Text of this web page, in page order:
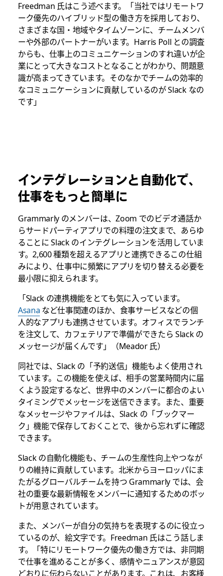
Freedman 氏はこう述べます。「当社ではリモートワ
ーク優先のハイブリッド型の働き方を採用しており、
さまざまな国・地域やタイムゾーンに、チームメンバ
ーや外部のパートナーがいます。Harris Poll との調査
からも、仕事上のコミュニケーションのすれ違いが企
業にとって大きなコストとなることがわかり、問題意
識が高まってきています。そのなかでチームの効率的
なコミュニケーションに貢献しているのが Slack なの
です」
インテグレーションと自動化で、
仕事をもっと簡単に
Grammarly のメンバーは、Zoom でのビデオ通話か
らサードパーティアプリでの料理の注文まで、あらゆ
ることに Slack のインテグレーションを活用していま
す。2,600 種類を超えるアプリと連携できるこの仕組
みにより、仕事中に頻繁にアプリを切り替える必要を
最小限に抑えられます。
「Slack の連携機能をとても気に入っています。
Asana など仕事関連のほか、食事サービスなどの個
人的なアプリも連携させています。オフィスでランチ
を注文して、カフェテリアで準備ができたら Slack の
メッセージが届くんです」（Meador 氏）
同社では、Slack の「予約送信」機能もよく使用され
ています。この機能を使えば、相手の営業時間内に届
くよう設定するなど、世界中のメンバーに都合のよい
タイミングでメッセージを送信できます。また、重要
なメッセージやファイルは、Slack の「ブックマー
ク」機能で保存しておくことで、後から忘れずに確認
できます。
Slack の自動化機能も、チームの生産性向上やつなが
りの維持に貢献しています。北米からヨーロッパにま
たがるグローバルチームを持つ Grammarly では、会
社の重要な最新情報をメンバーに通知するためのボッ
トが用意されています。
また、メンバーが自分の気持ちを表現するのに役立っ
ているのが、絵文字です。Freedman 氏はこう話しま
す。「特にリモートワーク優先の働き方では、非同期
で仕事を進めることが多く、感情やニュアンスが意図
どおりに伝わらないことがあります。これは、お客様